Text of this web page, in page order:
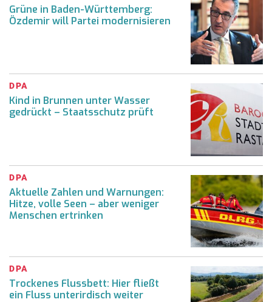
Grüne in Baden-Württemberg:
Özdemir will Partei modernisieren
DPA
Kind in Brunnen unter Wasser
gedrückt – Staatsschutz prüft
DPA
Aktuelle Zahlen und Warnungen:
Hitze, volle Seen – aber weniger
Menschen ertrinken
DPA
Trockenes Flussbett: Hier fließt
ein Fluss unterirdisch weiter